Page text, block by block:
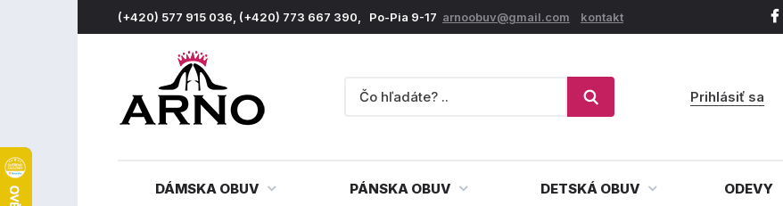
(+420) 577 915 036, (+420) 773 667 390, Po-Pia 9-17 arnoobuv@gmail.com kontakt
Prihlásiť sa
DÁMSKA OBUV PÁNSKA OBUV DETSKÁ OBUV ODEVY